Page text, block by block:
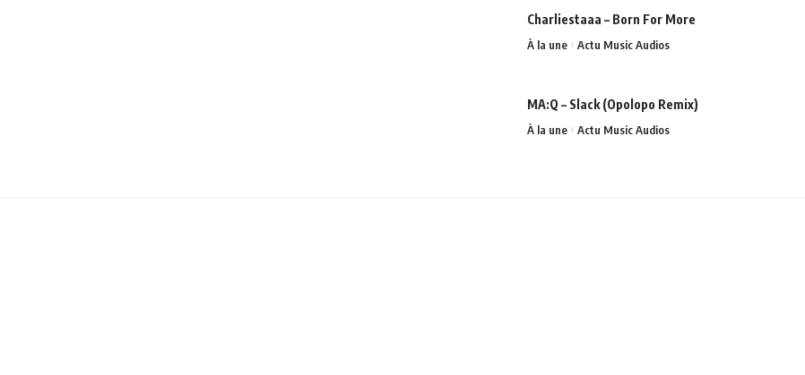
Charliestaaa – Born For More
À la une Actu Music Audios
MA:Q – Slack (Opolopo Remix)
À la une Actu Music Audios